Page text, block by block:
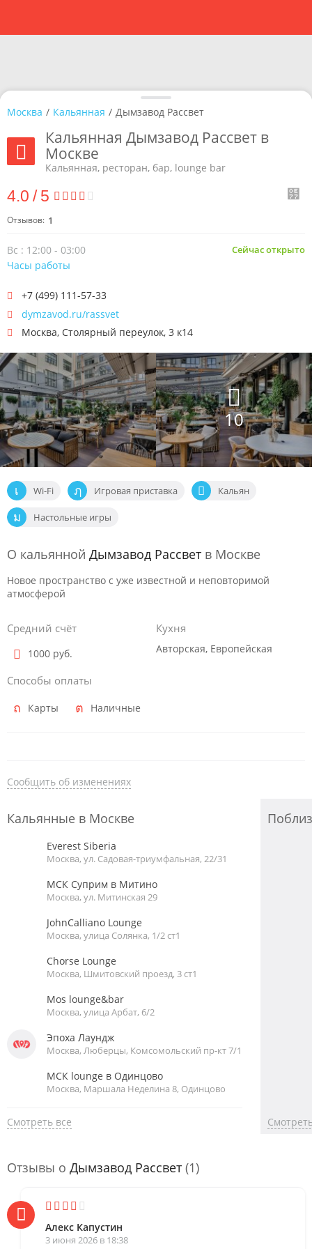
10
Wi-Fi Игровая приставка Кальян
Настольные игры
Москва / Кальянная / Дымзавод Рассвет
Кальянная Дымзавод Рассвет в
Москве
Кальянная, ресторан, бар, lounge bar
4.0 / 5
Отзывов: 1
+7 (499) 111-57-33
dymzavod.ru/rassvet
Москва, Столярный переулок, 3 к14
Сейчас открыто
Вс : 12:00 - 03:00
Часы работы
О кальянной Дымзавод Рассвет в Москве
Новое пространство с уже известной и неповторимой
атмосферой
Средний счёт
1000 руб.
Способы оплаты
Карты Наличные
Кухня
Авторская, Европейская
Сообщить об изменениях
Кальянные в Москве
Everest Siberia
Москва, ул. Садовая-триумфальная, 22/31
МСК Суприм в Митино
Москва, ул. Митинская 29
JohnСalliano Lounge
Москва, улица Солянка, 1/2 ст1
Chorse Lounge
Москва, Шмитовский проезд, 3 ст1
Mos lounge&bar
Москва, улица Арбат, 6/2
Эпоха Лаундж
Москва, Люберцы, Комсомольский пр-кт 7/1
МСК lounge в Одинцово
Москва, Маршала Неделина 8, Одинцово
Смотреть все
Отзывы о Дымзавод Рассвет (1)
Алекс Капустин
3 июня 2026 в 18:38